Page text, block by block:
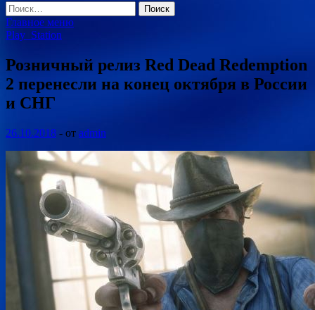
Найти:
Главное меню
Play_Station
Розничный релиз Red Dead Redemption
2 перенесли на конец октября в России
и СНГ
26.10.2018 - от admin